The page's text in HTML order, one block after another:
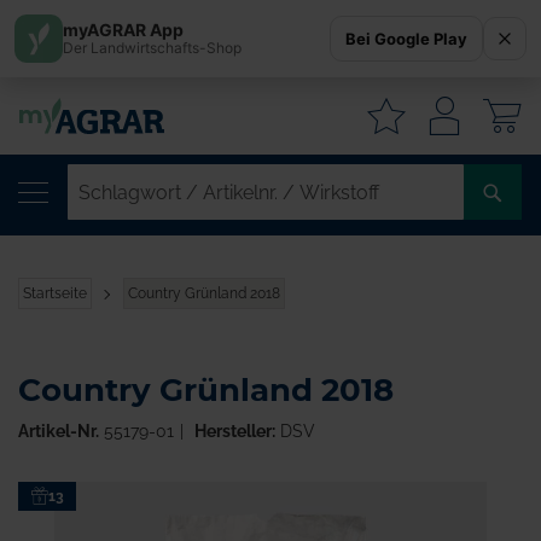
Startseite Country Grünland 2018
Zum13
Country Grünland 2018
Artikel-Nr. 55179-01 Hersteller:DSV
myAGRAR App
Der Landwirtschafts-Shop Bei Google Play